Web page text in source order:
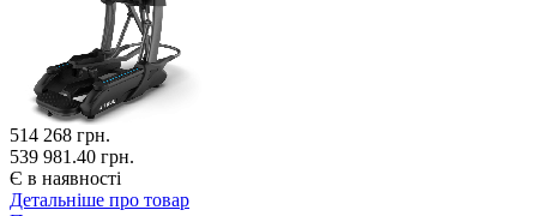
514 268 грн.
539 981.40 грн.
Є в наявності
Детальніше про товар